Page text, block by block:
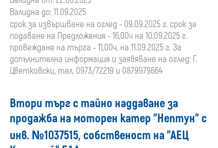
Валидна до: 11.09.2025
срок за извършване на оглед - 09.09.2025 г. срок за
подаване на Предложения - 16,00ч на 10.09.2025 г.
провеждане на търга - 11,00ч. на 11.09.2025 г. За
допълнителна информация и заявяване на оглед: Г.
Цветковски, тел. 0973/72219 и 0879979664
Втори търг с тайно наддаване за
продажба на моторен катер "Нептун" с
инв. №1037515, собственост на "АЕЦ